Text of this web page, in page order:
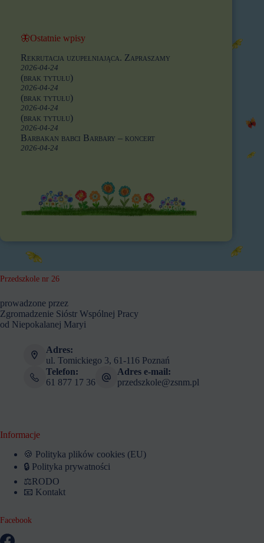
🦋Ostatnie wpisy
Rekrutacja uzupełniająca. Zapraszamy
2026-04-24
(brak tytułu)
2026-04-24
(brak tytułu)
2026-04-24
(brak tytułu)
2026-04-24
Barbakan babci Barbary – koncert
2026-04-24
Przedszkole nr 26
prowadzone przez
Zgromadzenie Sióstr Wspólnej Pracy
od Niepokalanej Maryi
Adres:
ul. Tomickiego 3, 61-116 Poznań
Telefon:
61 877 17 36
Adres e-mail:
przedszkole@zsnm.pl
Informacje
🍪 Polityka plików cookies (EU)
🔒 Polityka prywatności
⚖️RODO
📧 Kontakt
Facebook